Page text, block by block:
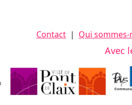
Contact | Qui sommes-
Avec